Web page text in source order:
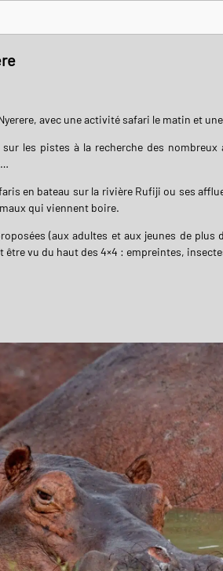
avec une activité safari le matin et
les pistes à la recherche des
en bateau sur la rivière Rufiji ou ses
qui viennent boire.
(aux adultes et aux jeunes de plus
être vu du haut des 4×4 : empreintes,